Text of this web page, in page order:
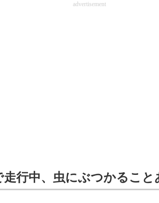
advertisement
行中、虫にぶつかること